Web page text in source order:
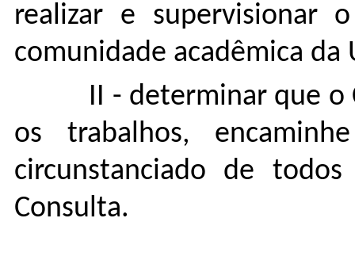
realizar e supervisionar
comunidade acadêmica da
II - determinar que o
os trabalhos,
circunstanciado de
Consulta.